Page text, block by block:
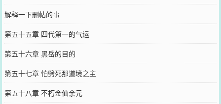
解释一下删帖的事
第五十五章 四代第一的气运
第五十六章 黑岳的目的
第五十七章 怕劈死那道境之主
第五十八章 不朽金仙余元